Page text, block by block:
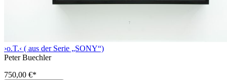
›o.T.‹ ( aus der Serie „SONY“)
Peter Buechler
750,00 €*